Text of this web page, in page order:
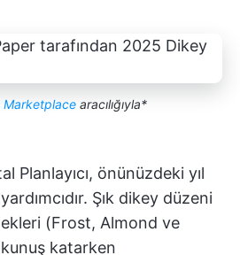
Marketplacearacılığıyla*
Planlayıcı, önünüzdeki yıl
Şık dikey düzeni
(Frost, Almond ve
katarken